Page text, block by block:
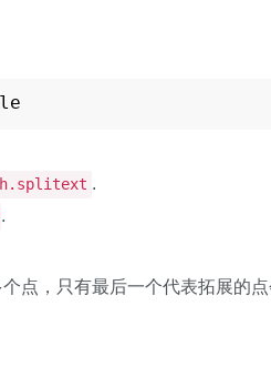
.
.
点，只有最后一个代表拓展的点